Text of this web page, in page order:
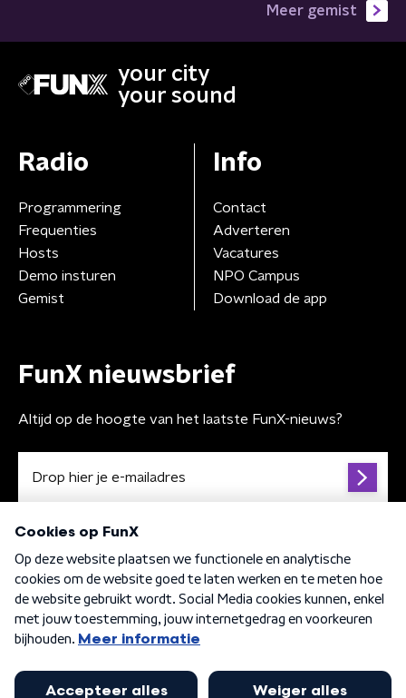
Meer gemist
your city
your sound
Radio
Programmering
Frequenties
Hosts
Demo insturen
Gemist
Info
Contact
Adverteren
Vacatures
NPO Campus
Download de app
FunX nieuwsbrief
Altijd op de hoogte van het laatste FunX-nieuws?
Algemene voorwaarden Privacybeleid